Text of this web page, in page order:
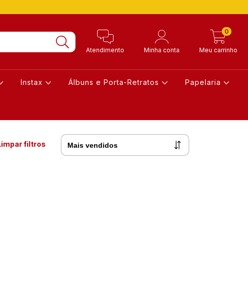
Atendimento Minha conta Meu carrinho
0
Instax Álbuns e Porta-Retratos Papelaria
filtros